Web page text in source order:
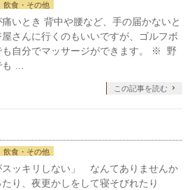
飲食・その他
いとき 背中や腰など、手の届かないと
さんに行くのもいいですが、ゴルフボ
も自分でマッサージができます。 ※ 野
も …
この記事を読む
飲食・その他
スッキリしない」 なんてありませんか
り、夜更かしをして寝そびれたり